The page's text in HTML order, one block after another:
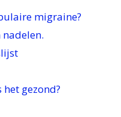
migraine?
gezond?